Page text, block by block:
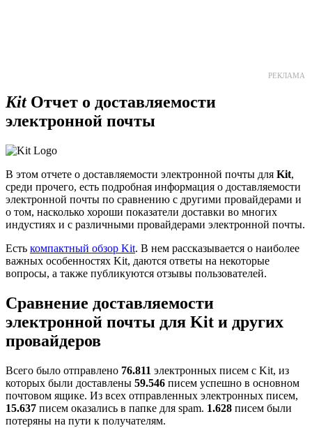
РЕКЛАМА
KitОтчет о доставляемости
электронной почты
В этом отчете о доставляемости электронной почты для Kit,
среди прочего, есть подробная информация о доставляемости
электронной почты по сравнению с другими провайдерами и
о том, насколько хороши показатели доставки во многих
индустиях и с различными провайдерами электронной почты.
Есть компактный обзор Kit. В нем рассказывается о наиболее
важных особенностях Kit, даются ответы на некоторые
вопросы, а также публикуются отзывы пользователей.
Сравнение доставляемости
электронной почты для Kit и других
провайдеров
Всего было отправлено 76.811 электронных писем с Kit, из
которых были доставлены 59.546 писем успешно в основном
почтовом ящике. Из всех отправленных электронных писем,
15.637 писем оказались в папке для spam. 1.628 писем были
потеряны на пути к получателям.